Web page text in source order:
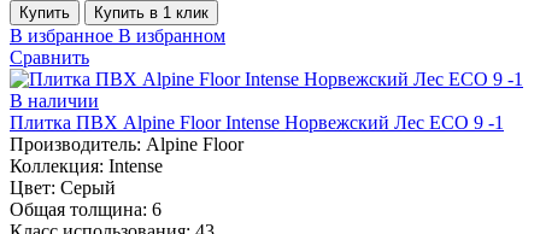
Купить Купить в 1 клик
В избранное В избранном
Сравнить
В наличии
Плитка ПВХ Alpine Floor Intense Норвежский Лес ECO 9 -1
Производитель: Alpine Floor
Коллекция: Intense
Цвет: Серый
Общая толщина: 6